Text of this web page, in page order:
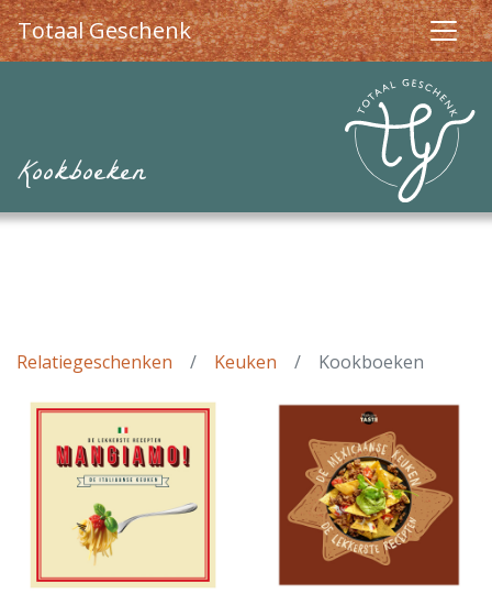
Totaal Geschenk
Kookboeken
Relatiegeschenken Keuken Kookboeken